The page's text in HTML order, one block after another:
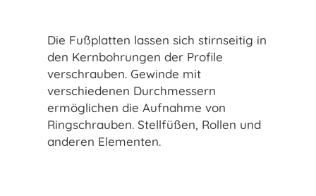
Die Fußplatten lassen sich stirnseitig in
den Kernbohrungen der Profile
verschrauben. Gewinde mit
verschiedenen Durchmessern
ermöglichen die Aufnahme von
Ringschrauben. Stellfüßen, Rollen und
anderen Elementen.